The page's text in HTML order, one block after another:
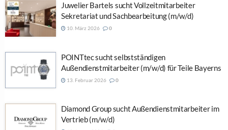
Juwelier Bartels sucht Vollzeitmitarbeiter
Sekretariat und Sachbearbeitung (m/w/d)
10. März 2026 0
POINTtec sucht selbstständigen
Außendienstmitarbeiter (m/w/d) für Teile Bayerns
13. Februar 2026 0
Diamond Group sucht Außendienstmitarbeiter im
Vertrieb (m/w/d)